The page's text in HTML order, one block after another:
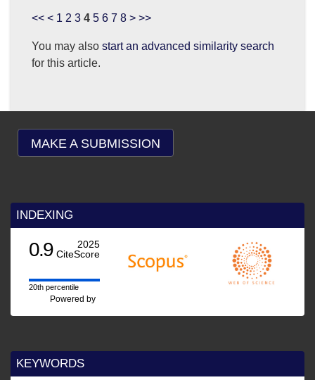
<< < 1 2 3 4 5 6 7 8 > >>
You may also start an advanced similarity search
for this article.
MAKE A SUBMISSION
INDEXING
2025
CiteScore
KEYWORDS